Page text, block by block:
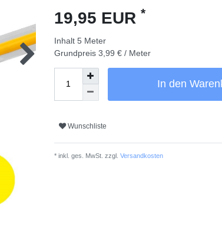
19,95 EUR *
Inhalt 5 Meter
Grundpreis 3,99 € / Meter
In den
Wunschliste
* inkl. ges. MwSt. zzgl. Versandkosten